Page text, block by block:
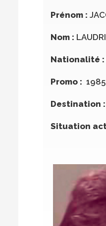
Prénom :
Nom :
Nationalité :
Promo :
Destination :
Situation